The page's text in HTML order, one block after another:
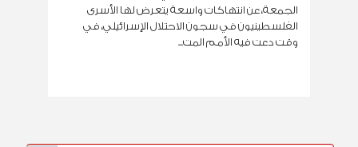
الجمعة، عن انتهاكات واسعة يتعرض لها الأسرى
الفلسطينيون في سجون الاحتلال الإسرائيلي، في
وقت دعت فيه الأمم المت...